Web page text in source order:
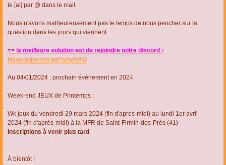
le [at] par @ dans le mail.
Nous n'avons malheureusement pas le temps de nous pencher sur la
question dans les jours qui viennent.
=> la meilleure solution est de rejoindre notre discord :
https://discord.gg/TvhyNAQ
Au 04/01/2024 : prochain évènement en 2024
Week-end JEUX de Printemps :
Wk jeux du vendredi 29 mars 2024 (fin d'après-midi) au lundi 1er avril
2024 (fin d'après-midi) à la MFR de Saint-Firmin-des-Près (41)
Inscriptions à venir plus tard
À bientôt !